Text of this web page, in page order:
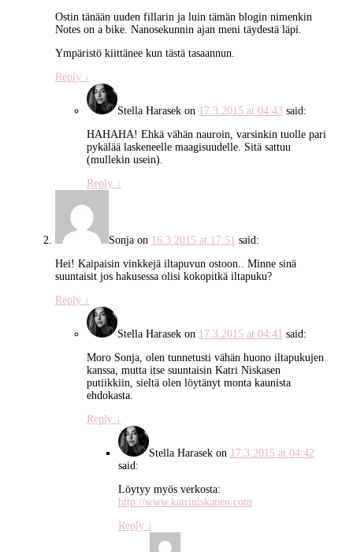
Ostin tänään uuden fillarin ja luin tämän blogin nimenkin
Notes on a bike. Nanosekunnin ajan meni täydestä läpi.
Ympäristö kiittänee kun tästä tasaannun.
Reply ↓
Stella Harasekon 17.3.2015 at 04:43 said:
HAHAHA! Ehkä vähän nauroin, varsinkin tuolle pari
pykälää laskeneelle maagisuudelle. Sitä sattuu
(mullekin usein).
Reply ↓
Sonjaon 16.3.2015 at 17:51 said:
Hei! Kaipaisin vinkkejä iltapuvun ostoon.. Minne sinä
suuntaisit jos hakusessa olisi kokopitkä iltapuku?
Reply ↓
Stella Harasekon 17.3.2015 at 04:41 said:
Moro Sonja, olen tunnetusti vähän huono iltapukujen
kanssa, mutta itse suuntaisin Katri Niskasen
putiikkiin, sieltä olen löytänyt monta kaunista
ehdokasta.
Reply ↓
Stella Harasekon 17.3.2015 at 04:42
said:
Löytyy myös verkosta:
http://www.katriniskanen.com
Reply ↓